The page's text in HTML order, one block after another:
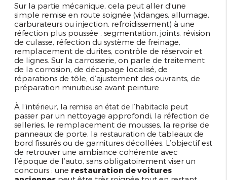
Sur la partie mécanique, cela peut aller d’une
simple remise en route soignée (vidanges, allumage,
carburateurs ou injection, refroidissement) à une
réfection plus poussée : segmentation, joints, révision
de culasse, réfection du système de freinage,
remplacement de durites, contrôle de réservoir et
de lignes. Sur la carrosserie, on parle de traitement
de la corrosion, de décapage localisé, de
réparations de tôle, d’ajustement des ouvrants, de
préparation minutieuse avant peinture.
À l’intérieur, laremise en état de l’habitacle peut
passer par un nettoyage approfondi, la réfection de
selleries, le remplacement de mousses, la reprise de
panneaux de porte, la restauration de tableaux de
bord fissurés ou de garnitures décollées. L’objectif est
de retrouver une ambiance cohérente avec
l’époque de l’auto, sans obligatoirement viser un
concours : une restauration de voitures